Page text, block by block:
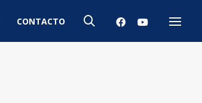
CONTACTO
Menú